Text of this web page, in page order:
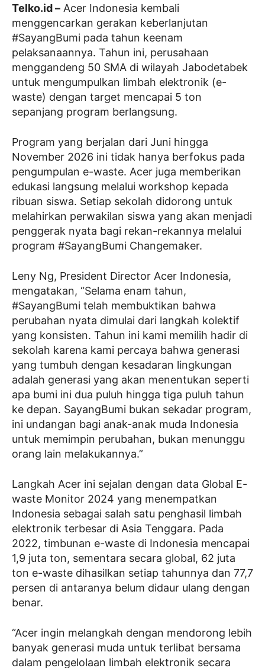
Telko.id – Acer Indonesia kembali
menggencarkan gerakan keberlanjutan
#SayangBumi pada tahun keenam
pelaksanaannya. Tahun ini, perusahaan
menggandeng 50 SMA di wilayah Jabodetabek
untuk mengumpulkan limbah elektronik (e-
waste) dengan target mencapai 5 ton
sepanjang program berlangsung.
Program yang berjalan dari Juni hingga
November 2026 ini tidak hanya berfokus pada
pengumpulan e-waste. Acer juga memberikan
edukasi langsung melalui workshop kepada
ribuan siswa. Setiap sekolah didorong untuk
melahirkan perwakilan siswa yang akan menjadi
penggerak nyata bagi rekan-rekannya melalui
program #SayangBumi Changemaker.
Leny Ng, President Director Acer Indonesia,
mengatakan, “Selama enam tahun,
#SayangBumi telah membuktikan bahwa
perubahan nyata dimulai dari langkah kolektif
yang konsisten. Tahun ini kami memilih hadir di
sekolah karena kami percaya bahwa generasi
yang tumbuh dengan kesadaran lingkungan
adalah generasi yang akan menentukan seperti
apa bumi ini dua puluh hingga tiga puluh tahun
ke depan. SayangBumi bukan sekadar program,
ini undangan bagi anak-anak muda Indonesia
untuk memimpin perubahan, bukan menunggu
orang lain melakukannya.”
Langkah Acer ini sejalan dengan data Global E-
waste Monitor 2024 yang menempatkan
Indonesia sebagai salah satu penghasil limbah
elektronik terbesar di Asia Tenggara. Pada
2022, timbunan e-waste di Indonesia mencapai
1,9 juta ton, sementara secara global, 62 juta
ton e-waste dihasilkan setiap tahunnya dan 77,7
persen di antaranya belum didaur ulang dengan
benar.
“Acer ingin melangkah dengan mendorong lebih
banyak generasi muda untuk terlibat bersama
dalam pengelolaan limbah elektronik secara